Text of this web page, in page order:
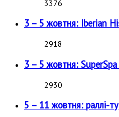
3376
3 – 5 жовтня: Iberian
2918
3 – 5 жовтня:
2930
5 – 11 жовтня: раллі-